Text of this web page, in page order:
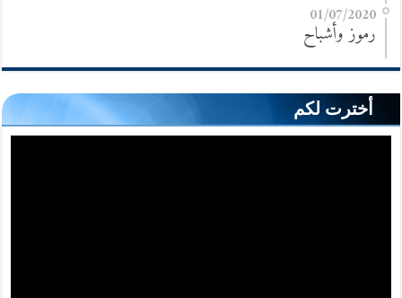
01/07/2020
رموز وأشباح
أخترت لكم